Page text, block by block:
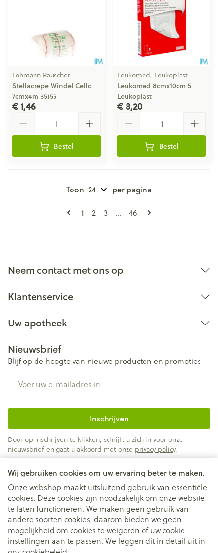
Wij gebruiken cookies om uw ervaring beter te maken.
Onze webshop maakt uitsluitend gebruik van essentiële
cookies. Deze cookies zijn noodzakelijk om onze website
te laten functioneren. We maken geen gebruik van
andere soorten cookies; daarom bieden we geen
mogelijkheid om cookies te weigeren of uw cookie-
instellingen aan te passen. We leggen dit in detail uit in
Lohmann Rauscher
Stellacrepe Windel Cello
7cmx4m 35155
€ 1,46
Bestel
Leukomed, Leukoplast
Leukomed 8cmx10cm 5
Leukoplast
€ 8,20
Bestel
Pagina's
U lees momenteel pagina
1 Pagina
2 Pagina
3 ... Pagina
46
Toon per pagina
Neem contact met ons op
Klantenservice
Uw apotheek
Nieuwsbrief
Blijf op de hoogte van nieuwe producten en promoties
Inschrijven
Door op inschrijven te klikken, schrijft u zich in voor onze
nieuwsbrief en gaat u akkoord met onze privacy policy.
Juridische links